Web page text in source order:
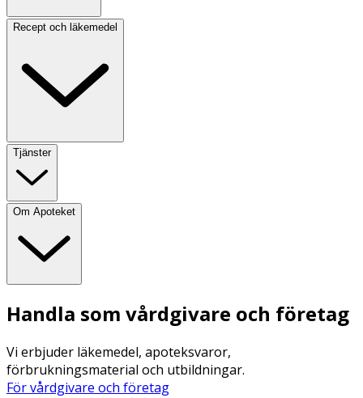
Recept och läkemedel
Tjänster
Om Apoteket
Handla som vårdgivare och företag
Vi erbjuder läkemedel, apoteksvaror,
förbrukningsmaterial och utbildningar.
För vårdgivare och företag